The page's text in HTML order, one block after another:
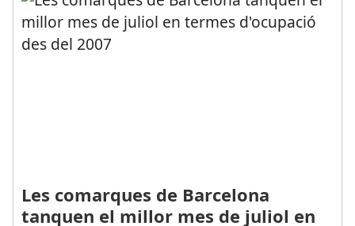
Les comarques de Barcelona
tanquen el millor mes de juliol en